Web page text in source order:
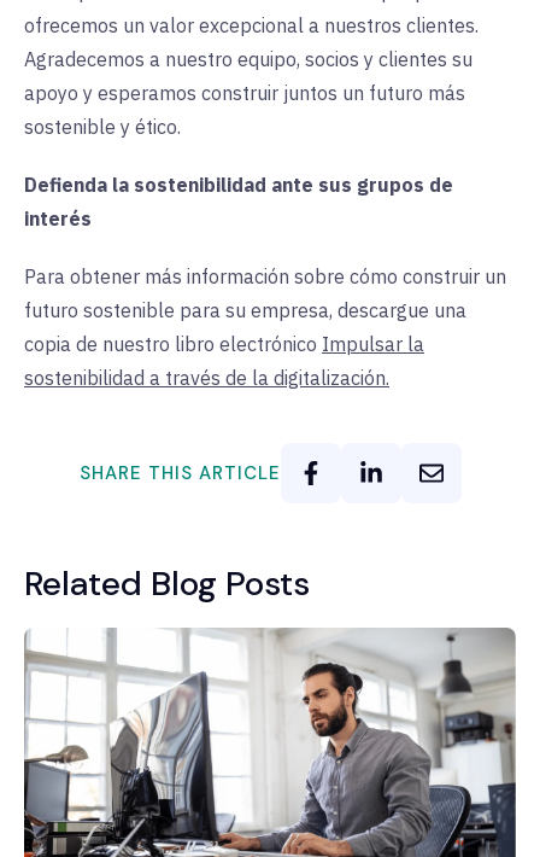
ofrecemos un valor excepcional a nuestros clientes.
Agradecemos a nuestro equipo, socios y clientes su
apoyo y esperamos construir juntos un futuro más
sostenible y ético.
Defienda la sostenibilidad ante sus grupos de
interés
Para obtener más información sobre cómo construir un
futuro sostenible para su empresa, descargue una
copia de nuestro libro electrónico Impulsar la
sostenibilidad a través de la digitalización.
SHARE THIS ARTICLE
Related Blog Posts